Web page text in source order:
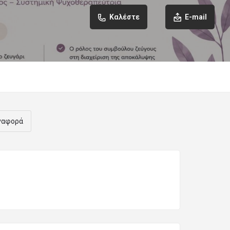
Καλέστε E-mail